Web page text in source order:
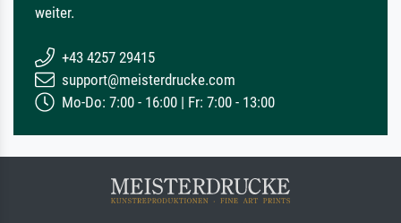
weiter.
+43 4257 29415
support@meisterdrucke.com
Mo-Do: 7:00 - 16:00 | Fr: 7:00 - 13:00